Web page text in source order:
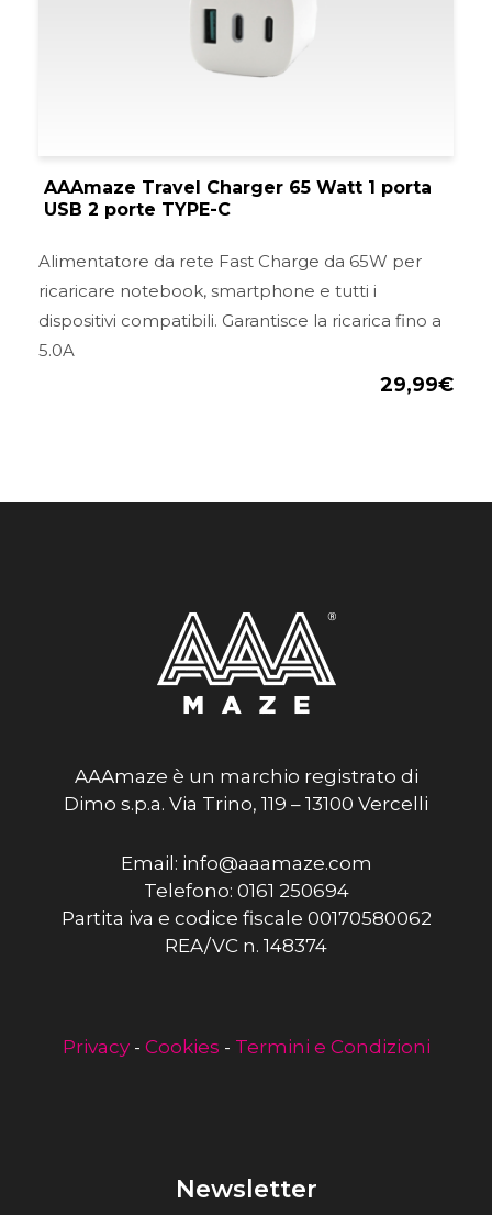
AAAmaze Travel Charger 65 Watt 1 porta
USB 2 porte TYPE-C
Alimentatore da rete Fast Charge da 65W per
ricaricare notebook, smartphone e tutti i
dispositivi compatibili. Garantisce la ricarica fino a
5.0A
29,99€
AAAmaze è un marchio registrato di
Dimo s.p.a. Via Trino, 119 – 13100 Vercelli
Email: info@aaamaze.com
Telefono: 0161 250694
Partita iva e codice fiscale 00170580062
REA/VC n. 148374
Privacy- Cookies - Termini e Condizioni
Newsletter